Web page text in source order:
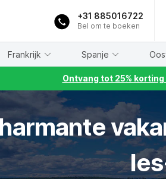
+31 885016722
Bel om te boeken
Frankrijk Spanje
Ontvang tot 25%